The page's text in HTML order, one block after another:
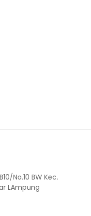
No.10 BW Kec.
LAmpung